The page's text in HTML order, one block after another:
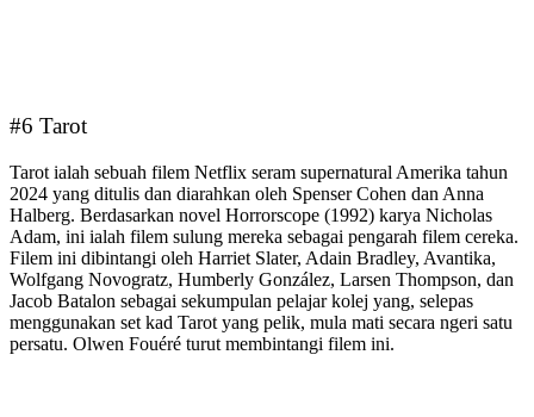
#6 Tarot
Tarot ialah sebuah filem Netflix seram supernatural Amerika tahun
2024 yang ditulis dan diarahkan oleh Spenser Cohen dan Anna
Halberg. Berdasarkan novel Horrorscope (1992) karya Nicholas
Adam, ini ialah filem sulung mereka sebagai pengarah filem cereka.
Filem ini dibintangi oleh Harriet Slater, Adain Bradley, Avantika,
Wolfgang Novogratz, Humberly González, Larsen Thompson, dan
Jacob Batalon sebagai sekumpulan pelajar kolej yang, selepas
menggunakan set kad Tarot yang pelik, mula mati secara ngeri satu
persatu. Olwen Fouéré turut membintangi filem ini.